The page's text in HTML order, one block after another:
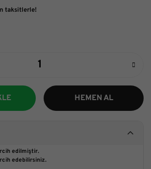
taksitlerle!
HEMEN AL
edilmiştir.
edebilirsiniz.